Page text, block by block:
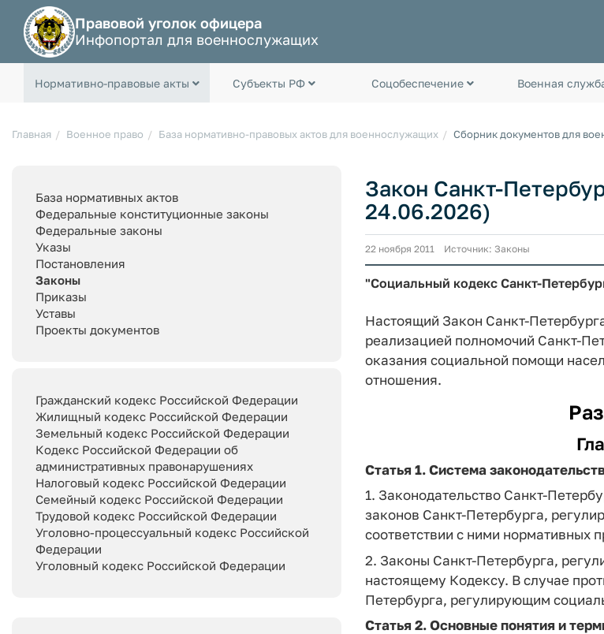
Правовой уголок офицера
Инфопортал для военнослужащих
Нормативно-правовые акты Субъекты РФ Соцобеспечение Военная
Главная Военное право База нормативно-правовых актов для военнослужащих Сборник документов для
База нормативных актов
Федеральные конституционные законы
Федеральные законы
Указы
Постановления
Законы
Приказы
Уставы
Проекты документов
Гражданский кодекс Российской Федерации
Жилищный кодекс Российской Федерации
Земельный кодекс Российской Федерации
Кодекс Российской Федерации об
административных правонарушениях
Налоговый кодекс Российской Федерации
Семейный кодекс Российской Федерации
Трудовой кодекс Российской Федерации
Уголовно-процессуальный кодекс Российской
Федерации
Уголовный кодекс Российской Федерации
Закон Санкт-
24.06.2026)
22 ноября 2011 Источник: Законы
"Социальный кодекс Санкт-
Настоящий Закон Санкт-
реализацией полномочий Санкт-
оказания социальной помощи
отношения.
Статья 1. Система
1. Законодательство Санкт-
законов Санкт-Петербурга,
соответствии с ними нормативных
2. Законы Санкт-Петербурга,
настоящему Кодексу. В случае
Петербурга, регулирующим
Статья 2. Основные понятия и